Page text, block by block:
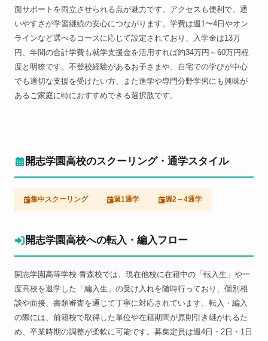
面サポートを両立させられる点が魅力です。アクセスも便利で、通
いやすさが学習継続の安心につながります。学費は週1〜4日やオン
ラインなど選べるコースに応じて設定されており、入学金は13万
円、年間の合計学費も就学支援金を活用すれば約34万円～60万円程
度と明瞭です。不登校経験があるお子さまや、自宅での学びが中心
でも適切な支援を受けたい方、また進学や専門分野学習にも興味が
あるご家庭に特におすすめできる選択肢です。
開志学園高校のスクーリング・通学スタイル
集中スクーリング 週1通学 週2～4通学
開志学園高校への転入・編入フロー
開志学園高等学校 青森校では、現在他校に在籍中の「転入生」や一
度高校を退学した「編入生」の受け入れを随時行っており、個別相
談や面接、書類審査を通じて丁寧に対応されています。転入・編入
の際には、前籍校で取得した単位や在籍期間が原則引き継がれるた
め、卒業時期の調整が柔軟に可能です。募集定員は週4日・2日・1日